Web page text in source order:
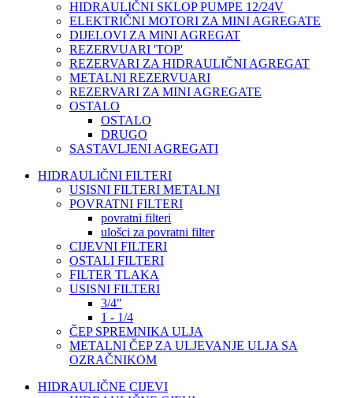
HIDRAULIČNI SKLOP PUMPE 12/24V
ELEKTRIČNI MOTORI ZA MINI AGREGATE
DIJELOVI ZA MINI AGREGAT
REZERVUARI 'TOP'
REZERVARI ZA HIDRAULIČNI AGREGAT
METALNI REZERVUARI
REZERVARI ZA MINI AGREGATE
OSTALO
OSTALO
DRUGO
SASTAVLJENI AGREGATI
HIDRAULIČNI FILTERI
USISNI FILTERI METALNI
POVRATNI FILTERI
povratni filteri
ulošci za povratni filter
CIJEVNI FILTERI
OSTALI FILTERI
FILTER TLAKA
USISNI FILTERI
3/4"
1 - 1/4
ČEP SPREMNIKA ULJA
METALNI ČEP ZA ULJEVANJE ULJA SA
OZRAČNIKOM
HIDRAULIČNE CIJEVI